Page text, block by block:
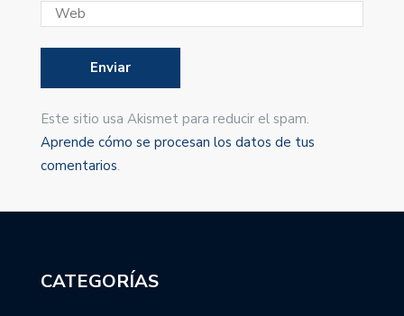
Este sitio usa Akismet para reducir el spam.
Aprende cómo se procesan los datos de tus
comentarios.
CATEGORÍAS